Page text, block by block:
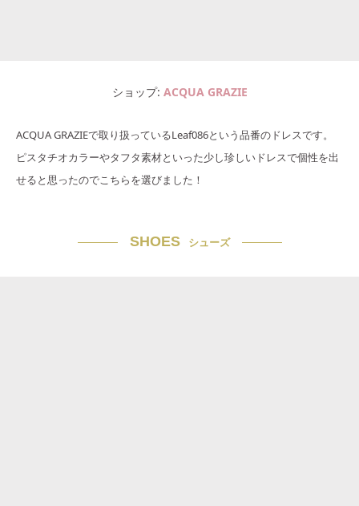
ショップ ACQUA GRAZIE
ACQUA GRAZIEで取り扱っているLeaf086という品番のドレスです。
ピスタチオカラーやタフタ素材といった少し珍しいドレスで個性を出
せると思ったのでこちらを選びました！
SHOES シューズ